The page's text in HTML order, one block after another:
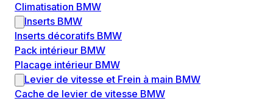
Climatisation BMW
Inserts BMW
Inserts décoratifs BMW
Pack intérieur BMW
Placage intérieur BMW
Levier de vitesse et Frein à main BMW
Cache de levier de vitesse BMW